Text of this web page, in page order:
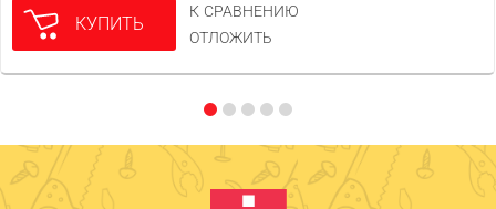
КУПИТЬ
К СРАВНЕНИЮ
ОТЛОЖИТЬ